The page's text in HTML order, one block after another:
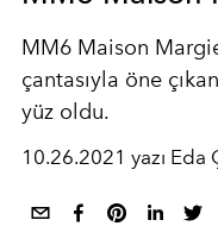
MM6 Maison
çantasıyla öne
yüz oldu.
10.26.2021 yazı Eda